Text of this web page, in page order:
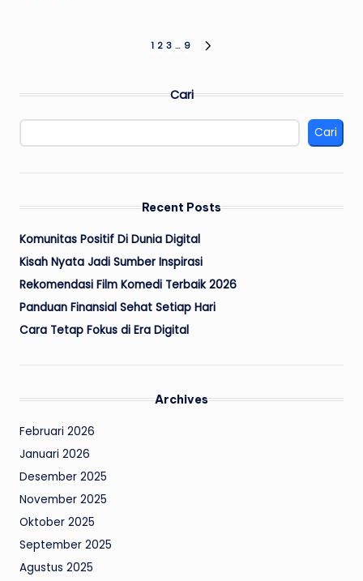
1 2 3 … 9
Cari
Cari
Recent Posts
Komunitas Positif Di Dunia Digital
Kisah Nyata Jadi Sumber Inspirasi
Rekomendasi Film Komedi Terbaik 2026
Panduan Finansial Sehat Setiap Hari
Cara Tetap Fokus di Era Digital
Archives
Februari 2026
Januari 2026
Desember 2025
November 2025
Oktober 2025
September 2025
Agustus 2025